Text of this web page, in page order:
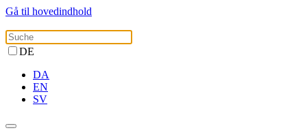
Gå til hovedindhold
DE
DA
EN
SV